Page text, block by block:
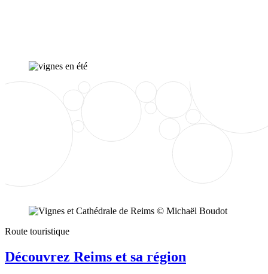
Route touristique
Découvrez Reims et sa région